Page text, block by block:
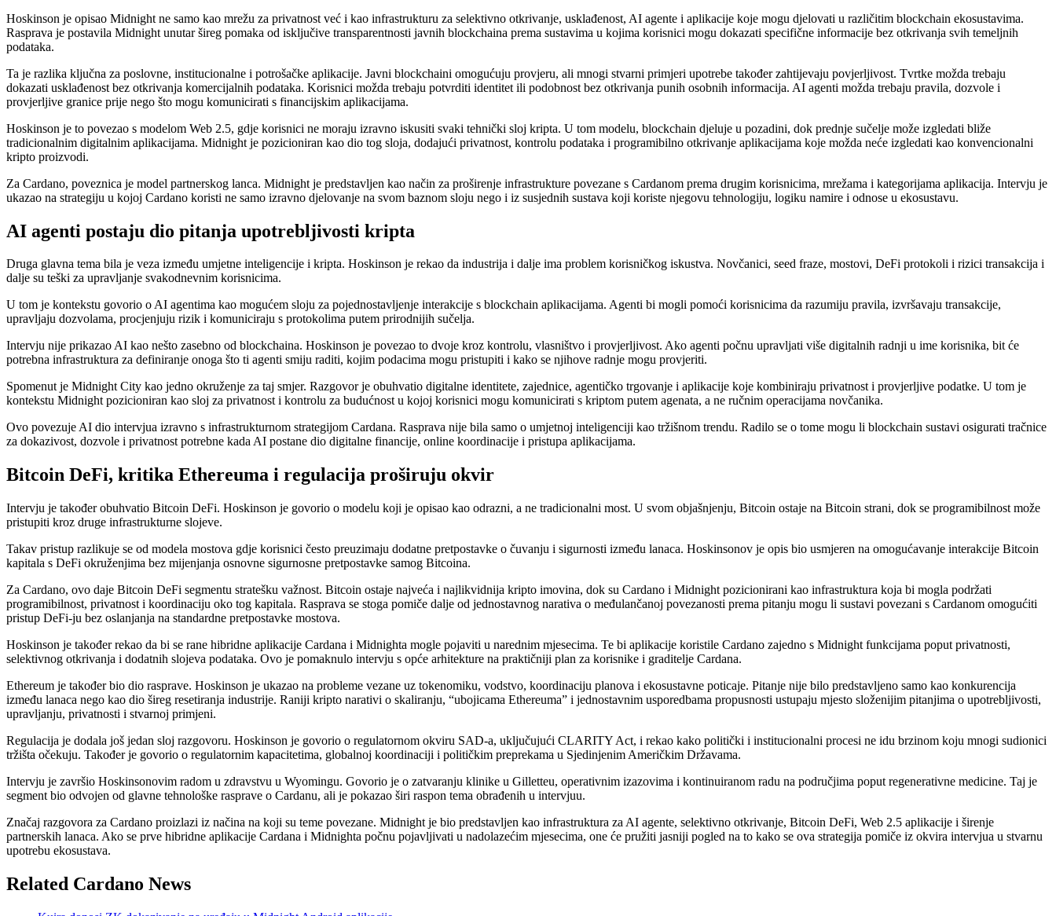
Hoskinson je opisao Midnight ne samo kao mrežu za privatnost već i kao infrastrukturu za selektivno otkrivanje, usklađenost, AI agente i aplikacije koje mogu djelovati u različitim blockchain ekosustavima.
Rasprava je postavila Midnight unutar šireg pomaka od isključive transparentnosti javnih blockchaina prema sustavima u kojima korisnici mogu dokazati specifične informacije bez otkrivanja svih temeljnih
podataka.
Ta je razlika ključna za poslovne, institucionalne i potrošačke aplikacije. Javni blockchaini omogućuju provjeru, ali mnogi stvarni primjeri upotrebe također zahtijevaju povjerljivost. Tvrtke možda trebaju
dokazati usklađenost bez otkrivanja komercijalnih podataka. Korisnici možda trebaju potvrditi identitet ili podobnost bez otkrivanja punih osobnih informacija. AI agenti možda trebaju pravila, dozvole i
provjerljive granice prije nego što mogu komunicirati s financijskim aplikacijama.
Hoskinson je to povezao s modelom Web 2.5, gdje korisnici ne moraju izravno iskusiti svaki tehnički sloj kripta. U tom modelu, blockchain djeluje u pozadini, dok prednje sučelje može izgledati bliže
tradicionalnim digitalnim aplikacijama. Midnight je pozicioniran kao dio tog sloja, dodajući privatnost, kontrolu podataka i programibilno otkrivanje aplikacijama koje možda neće izgledati kao konvencionalni
kripto proizvodi.
Za Cardano, poveznica je model partnerskog lanca. Midnight je predstavljen kao način za proširenje infrastrukture povezane s Cardanom prema drugim korisnicima, mrežama i kategorijama aplikacija. Intervju je
ukazao na strategiju u kojoj Cardano koristi ne samo izravno djelovanje na svom baznom sloju nego i iz susjednih sustava koji koriste njegovu tehnologiju, logiku namire i odnose u ekosustavu.
AI agenti postaju dio pitanja upotrebljivosti kripta
Druga glavna tema bila je veza između umjetne inteligencije i kripta. Hoskinson je rekao da industrija i dalje ima problem korisničkog iskustva. Novčanici, seed fraze, mostovi, DeFi protokoli i rizici transakcija i
dalje su teški za upravljanje svakodnevnim korisnicima.
U tom je kontekstu govorio o AI agentima kao mogućem sloju za pojednostavljenje interakcije s blockchain aplikacijama. Agenti bi mogli pomoći korisnicima da razumiju pravila, izvršavaju transakcije,
upravljaju dozvolama, procjenjuju rizik i komuniciraju s protokolima putem prirodnijih sučelja.
Intervju nije prikazao AI kao nešto zasebno od blockchaina. Hoskinson je povezao to dvoje kroz kontrolu, vlasništvo i provjerljivost. Ako agenti počnu upravljati više digitalnih radnji u ime korisnika, bit će
potrebna infrastruktura za definiranje onoga što ti agenti smiju raditi, kojim podacima mogu pristupiti i kako se njihove radnje mogu provjeriti.
Spomenut je Midnight City kao jedno okruženje za taj smjer. Razgovor je obuhvatio digitalne identitete, zajednice, agentičko trgovanje i aplikacije koje kombiniraju privatnost i provjerljive podatke. U tom je
kontekstu Midnight pozicioniran kao sloj za privatnost i kontrolu za budućnost u kojoj korisnici mogu komunicirati s kriptom putem agenata, a ne ručnim operacijama novčanika.
Ovo povezuje AI dio intervjua izravno s infrastrukturnom strategijom Cardana. Rasprava nije bila samo o umjetnoj inteligenciji kao tržišnom trendu. Radilo se o tome mogu li blockchain sustavi osigurati tračnice
za dokazivost, dozvole i privatnost potrebne kada AI postane dio digitalne financije, online koordinacije i pristupa aplikacijama.
Bitcoin DeFi, kritika Ethereuma i regulacija proširuju okvir
Intervju je također obuhvatio Bitcoin DeFi. Hoskinson je govorio o modelu koji je opisao kao odrazni, a ne tradicionalni most. U svom objašnjenju, Bitcoin ostaje na Bitcoin strani, dok se programibilnost može
pristupiti kroz druge infrastrukturne slojeve.
Takav pristup razlikuje se od modela mostova gdje korisnici često preuzimaju dodatne pretpostavke o čuvanju i sigurnosti između lanaca. Hoskinsonov je opis bio usmjeren na omogućavanje interakcije Bitcoin
kapitala s DeFi okruženjima bez mijenjanja osnovne sigurnosne pretpostavke samog Bitcoina.
Za Cardano, ovo daje Bitcoin DeFi segmentu stratešku važnost. Bitcoin ostaje najveća i najlikvidnija kripto imovina, dok su Cardano i Midnight pozicionirani kao infrastruktura koja bi mogla podržati
programibilnost, privatnost i koordinaciju oko tog kapitala. Rasprava se stoga pomiče dalje od jednostavnog narativa o međulančanoj povezanosti prema pitanju mogu li sustavi povezani s Cardanom omogućiti
pristup DeFi-ju bez oslanjanja na standardne pretpostavke mostova.
Hoskinson je također rekao da bi se rane hibridne aplikacije Cardana i Midnighta mogle pojaviti u narednim mjesecima. Te bi aplikacije koristile Cardano zajedno s Midnight funkcijama poput privatnosti,
selektivnog otkrivanja i dodatnih slojeva podataka. Ovo je pomaknulo intervju s opće arhitekture na praktičniji plan za korisnike i graditelje Cardana.
Ethereum je također bio dio rasprave. Hoskinson je ukazao na probleme vezane uz tokenomiku, vodstvo, koordinaciju planova i ekosustavne poticaje. Pitanje nije bilo predstavljeno samo kao konkurencija
između lanaca nego kao dio šireg resetiranja industrije. Raniji kripto narativi o skaliranju, “ubojicama Ethereuma” i jednostavnim usporedbama propusnosti ustupaju mjesto složenijim pitanjima o upotrebljivosti,
upravljanju, privatnosti i stvarnoj primjeni.
Regulacija je dodala još jedan sloj razgovoru. Hoskinson je govorio o regulatornom okviru SAD-a, uključujući CLARITY Act, i rekao kako politički i institucionalni procesi ne idu brzinom koju mnogi sudionici
tržišta očekuju. Također je govorio o regulatornim kapacitetima, globalnoj koordinaciji i političkim preprekama u Sjedinjenim Američkim Državama.
Intervju je završio Hoskinsonovim radom u zdravstvu u Wyomingu. Govorio je o zatvaranju klinike u Gilletteu, operativnim izazovima i kontinuiranom radu na područjima poput regenerativne medicine. Taj je
segment bio odvojen od glavne tehnološke rasprave o Cardanu, ali je pokazao širi raspon tema obrađenih u intervjuu.
Značaj razgovora za Cardano proizlazi iz načina na koji su teme povezane. Midnight je bio predstavljen kao infrastruktura za AI agente, selektivno otkrivanje, Bitcoin DeFi, Web 2.5 aplikacije i širenje
partnerskih lanaca. Ako se prve hibridne aplikacije Cardana i Midnighta počnu pojavljivati u nadolazećim mjesecima, one će pružiti jasniji pogled na to kako se ova strategija pomiče iz okvira intervjua u stvarnu
upotrebu ekosustava.
Related Cardano News